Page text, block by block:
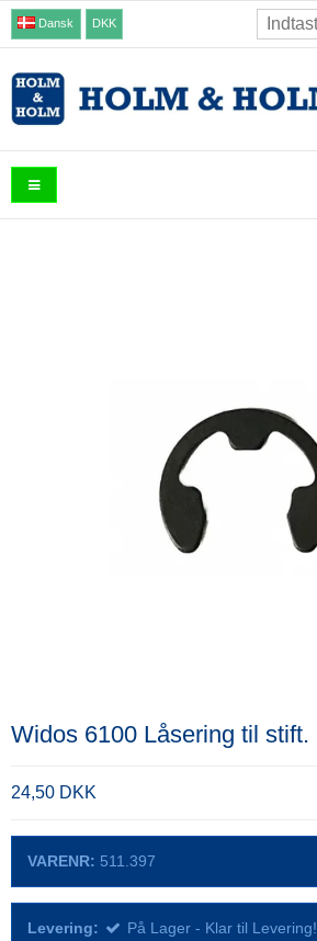
Dansk DKK
Widos 6100 Låsering til stift.
24,50 DKK
VARENR: 511.397
Levering: På Lager - Klar til Levering!